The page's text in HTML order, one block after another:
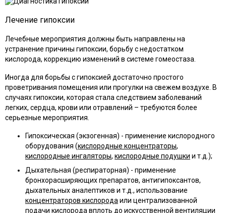
Лечение гипоксии
Лечебные мероприятия должны быть направлены на
устранение причины гипоксии, борьбу с недостатком
кислорода, коррекцию изменений в системе гомеостаза.
Иногда для борьбы с гипоксией достаточно простого
проветривания помещения или прогулки на свежем воздухе. В
случаях гипоксии, которая стала следствием заболеваний
легких, сердца, крови или отравлений – требуются более
серьезные мероприятия.
Гипоксическая (экзогенная) - применение кислородного
оборудования (кислородные концентраторы,
кислородные ингаляторы, кислородные подушки и т.д.);
Дыхательная (респираторная) - применение
бронхорасширяющих препаратов, антигипоксантов,
дыхательных аналептиков и т.д., использование
концентраторов кислородаили централизованной
подачи кислорода вплоть до искусственной вентиляции